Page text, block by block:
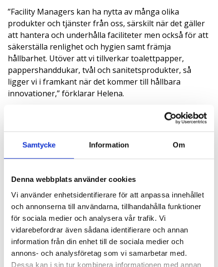
Samtycke Information Om
Denna webbplats använder cookies
Vi använder enhetsidentifierare för att anpassa innehållet
och annonserna till användarna, tillhandahålla funktioner
för sociala medier och analysera vår trafik. Vi
vidarebefordrar även sådana identifierare och annan
information från din enhet till de sociala medier och
annons- och analysföretag som vi samarbetar med.
Dessa kan i sin tur kombinera informationen med annan
”Facility Managers kan ha nytta av många olika
produkter och tjänster från oss, särskilt när det gäller
att hantera och underhålla faciliteter men också för att
säkerställa renlighet och hygien samt främja
hållbarhet. Utöver att vi tillverkar toalettpapper,
pappershanddukar, tvål och sanitetsprodukter, så
ligger vi i framkant när det kommer till hållbara
innovationer,” förklarar Helena.
Essity är ett företag som ligger steget före när det
hygienprodukter från en linjär till en cirkulär marknad.
Många känner till tjänster som Tork PaperCircle och
Tork Vision Städning, som kan hjälpa Facility Managers
effektivisera lokalvården med hjälp av datadriven
städning.
”FM-tjänsterna är en viktig del i utvecklingen av
framtidens lösningar för arbetsplatsernas hygien.
Genom att förstå behoven men också omvärldens krav
kan vi tillsammans arbeta fram innovationer för att
arbeta smartare och mer hållbart. Med Tork Vision